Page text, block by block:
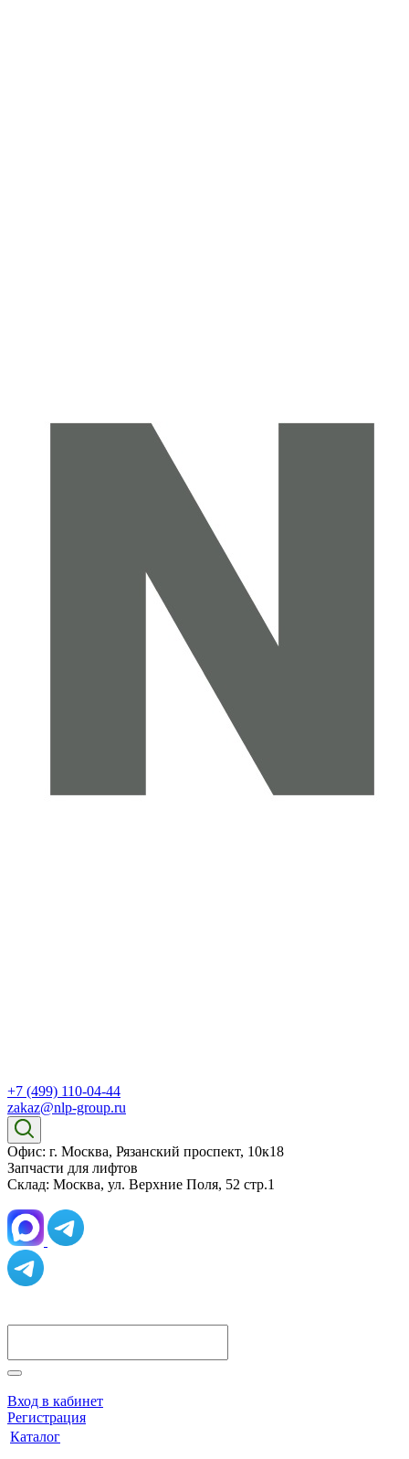
+7 (499) 110-04-44
zakaz@nlp-group.ru
Офис: г. Москва, Рязанский проспект, 10к18
Запчасти для лифтов
Склад: Москва, ул. Верхние Поля, 52 стр.1
Вход в кабинет
Регистрация
Каталог